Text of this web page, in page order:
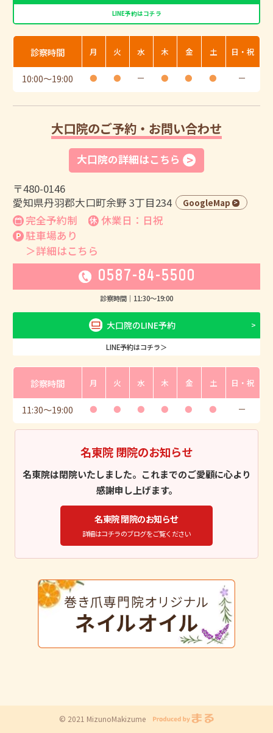
LINE予約はコチラ
診察時間 月 火 水 木 金 土 日・祝
10:00〜19:00 ● ● ー ● ● ● ー
大口院のご予約・お問い合わせ
大口院の詳細はこちら
〒480-0146
愛知県丹羽郡大口町余野 3丁目234
GoogleMap
完全予約制
休業日：日祝
駐車場あり
＞詳細はこちら
0587-84-5500
診察時間｜ 11:30〜19:00
大口院のLINE予約
LINE予約はコチラ＞
診察時間 月 火 水 木 金 土 日・祝
11:30〜19:00 ● ● ● ● ● ● ー
名東院 閉院のお知らせ
名東院は閉院いたしました。これまでのご愛顧に心より
感謝申し上げます。
名東院 閉院のお知らせ
詳細はコチラのブログをご覧ください
© 2021 MizunoMakizume